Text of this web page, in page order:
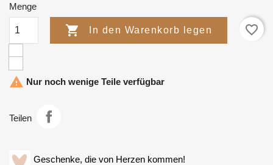
Menge
 In den Warenkorb legen favorite_border
 Nur noch wenige Teile verfügbar
Teilen
Geschenke, die von Herzen kommen!